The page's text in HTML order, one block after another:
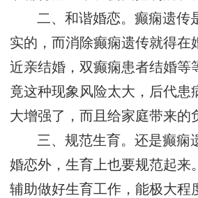
二、和谐婚恋。癫痫遗传
实的，而消除癫痫遗传就得在
近亲结婚，双癫痫患者结婚等
竟这种现象风险太大，后代患
大增强了，而且给家庭带来的
三、规范生育。还是癫痫
婚恋外，生育上也要规范起来
辅助做好生育工作，能极大程